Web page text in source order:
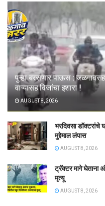
पुन्हा बरसणार पाऊस : जळगावसह
वाऱ्यासह विजांचा इशारा !
AUGUST 8, 2026
भरदिवसा डॉक्टरांचे
मुद्देमाल लंपास
AUGUST 8, 2026
ट्रॅक्टर मागे घेताना
मृत्यू
AUGUST 8, 2026